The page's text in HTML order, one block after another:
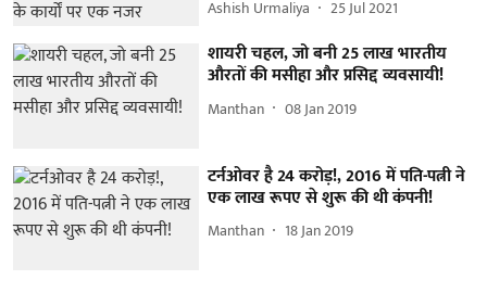
Ashish Urmaliya 25 Jul 2021
शायरी चहल, जो बनी 25 लाख भारतीय
औरतों की मसीहा और प्रसिद्द व्यवसायी!
Manthan 08 Jan 2019
टर्नओवर है 24 करोड़!, 2016 में पति-पत्नी ने
एक लाख रूपए से शुरू की थी कंपनी!
Manthan 18 Jan 2019